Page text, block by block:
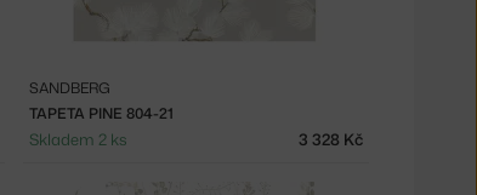
TAPETA PINE 804-21
SANDBERG
Skladem 2 ks 3 328 Kč